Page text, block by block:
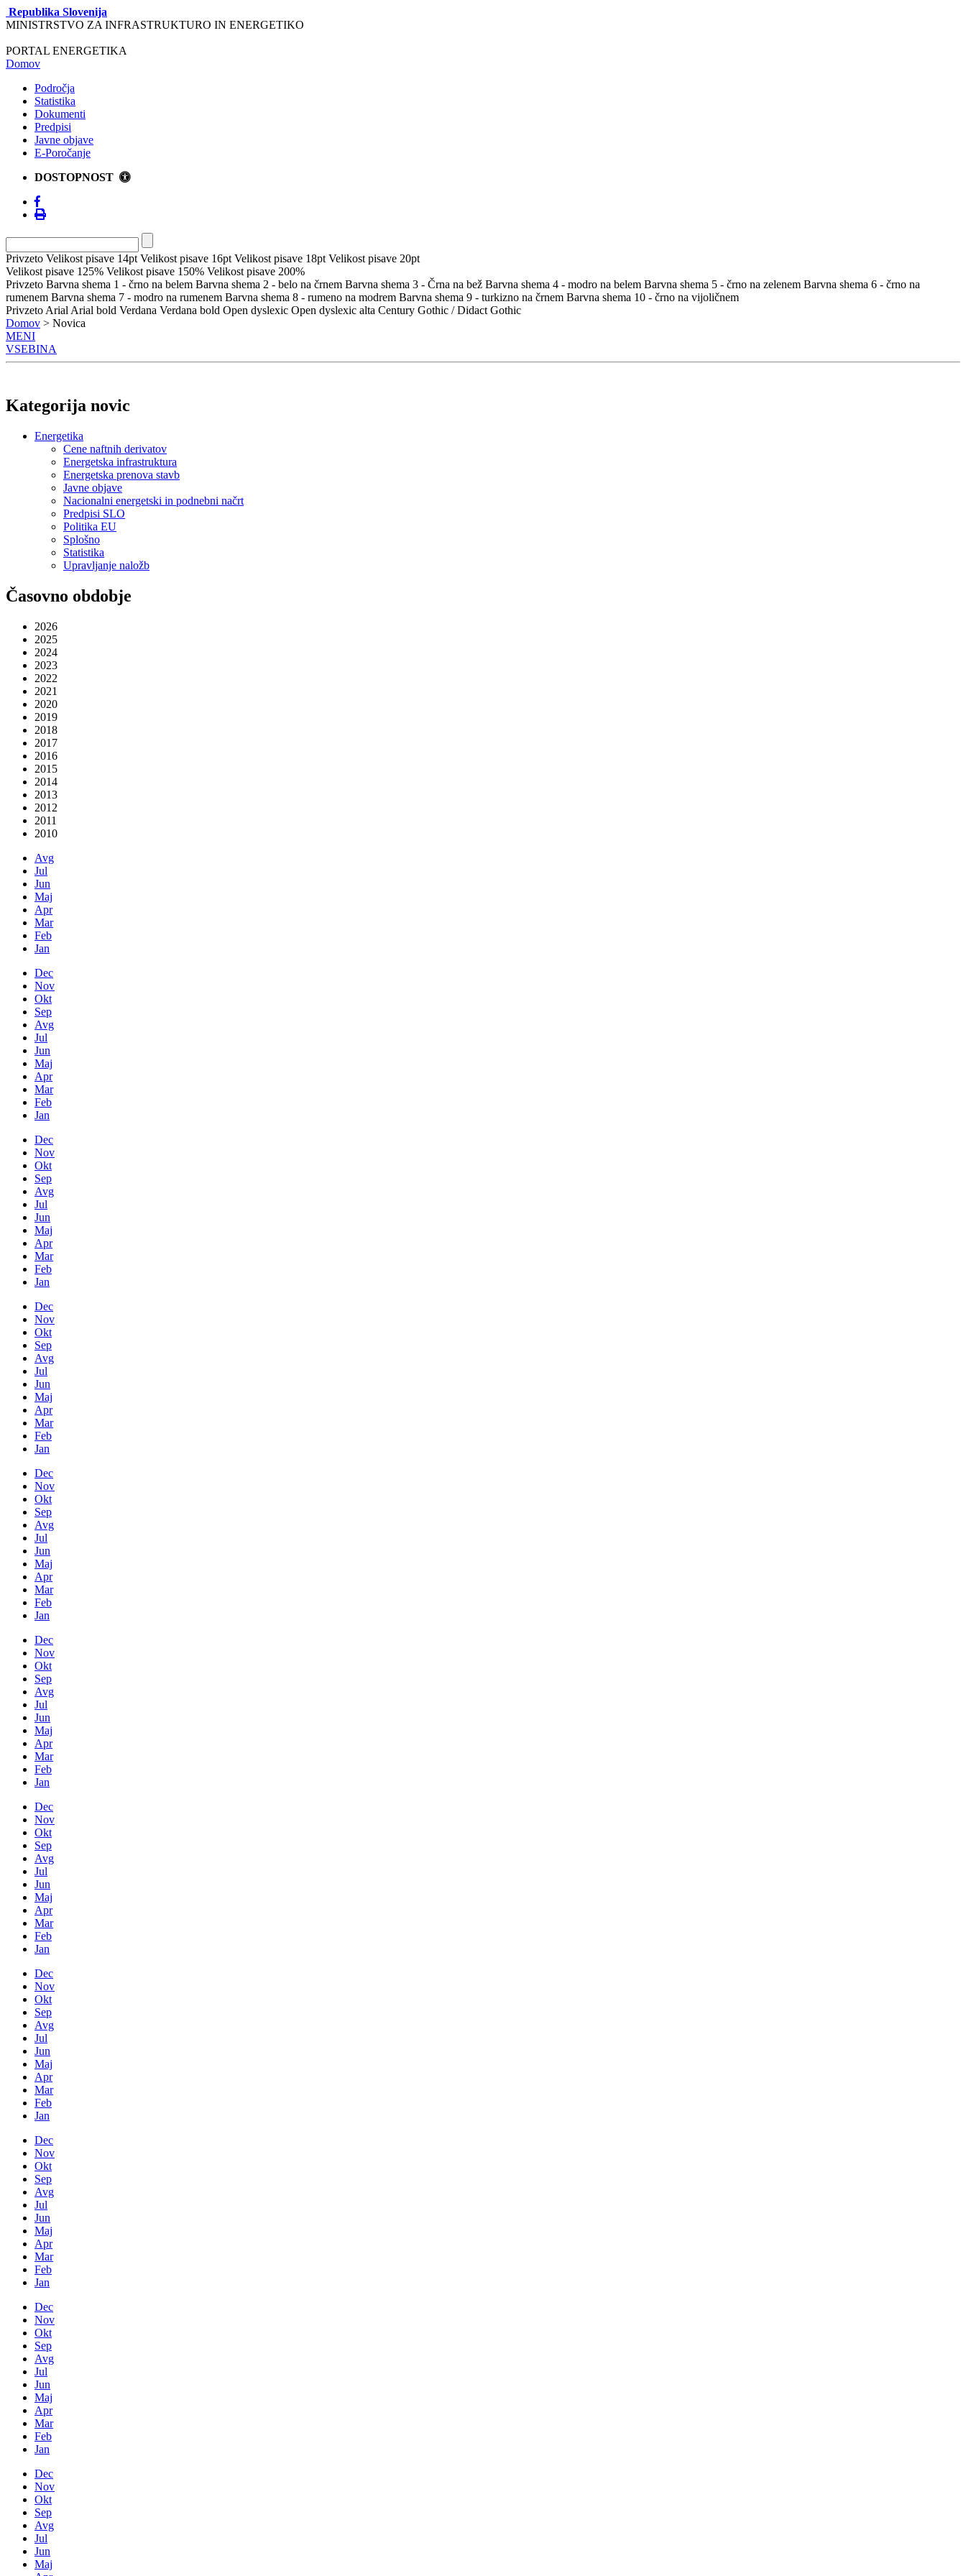
Republika Slovenija
MINISTRSTVO ZA INFRASTRUKTURO IN ENERGETIKO
PORTAL ENERGETIKA
Domov
Področja
Statistika
Dokumenti
Predpisi
Javne objave
E-Poročanje
DOSTOPNOST
Privzeto Velikost pisave 14pt Velikost pisave 16pt Velikost pisave 18pt Velikost pisave 20pt
Velikost pisave 125% Velikost pisave 150% Velikost pisave 200%
Privzeto Barvna shema 1 - črno na belem Barvna shema 2 - belo na črnem Barvna shema 3 - Črna na bež Barvna shema 4 - modro na belem Barvna shema 5 - črno na zelenem Barvna shema 6 - črno na
rumenem Barvna shema 7 - modro na rumenem Barvna shema 8 - rumeno na modrem Barvna shema 9 - turkizno na črnem Barvna shema 10 - črno na vijoličnem
Privzeto Arial Arial bold Verdana Verdana bold Open dyslexic Open dyslexic alta Century Gothic / Didact Gothic
Domov > Novica
MENI
VSEBINA
Kategorija novic
Energetika
Cene naftnih derivatov
Energetska infrastruktura
Energetska prenova stavb
Javne objave
Nacionalni energetski in podnebni načrt
Predpisi SLO
Politika EU
Splošno
Statistika
Upravljanje naložb
Časovno obdobje
2026
2025
2024
2023
2022
2021
2020
2019
2018
2017
2016
2015
2014
2013
2012
2011
2010
Avg
Jul
Jun
Maj
Apr
Mar
Feb
Jan
Dec
Nov
Okt
Sep
Avg
Jul
Jun
Maj
Apr
Mar
Feb
Jan
Dec
Nov
Okt
Sep
Avg
Jul
Jun
Maj
Apr
Mar
Feb
Jan
Dec
Nov
Okt
Sep
Avg
Jul
Jun
Maj
Apr
Mar
Feb
Jan
Dec
Nov
Okt
Sep
Avg
Jul
Jun
Maj
Apr
Mar
Feb
Jan
Dec
Nov
Okt
Sep
Avg
Jul
Jun
Maj
Apr
Mar
Feb
Jan
Dec
Nov
Okt
Sep
Avg
Jul
Jun
Maj
Apr
Mar
Feb
Jan
Dec
Nov
Okt
Sep
Avg
Jul
Jun
Maj
Apr
Mar
Feb
Jan
Dec
Nov
Okt
Sep
Avg
Jul
Jun
Maj
Apr
Mar
Feb
Jan
Dec
Nov
Okt
Sep
Avg
Jul
Jun
Maj
Apr
Mar
Feb
Jan
Dec
Nov
Okt
Sep
Avg
Jul
Jun
Maj